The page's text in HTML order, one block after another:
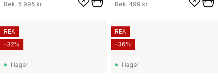
Rek. 5 995 kr Rek. 499 kr
I lager
REA
-32%
I lager
REA
-36%